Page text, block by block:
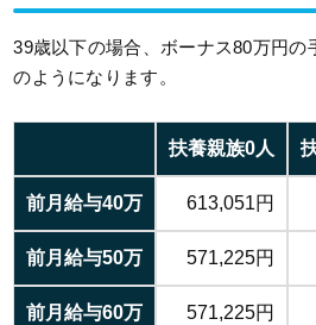
39歳以下の場合、ボーナス80万円の
のようになります。
扶養親族0人
前月給与40万 613,051円
前月給与50万 571,225円
前月給与60万 571,225円